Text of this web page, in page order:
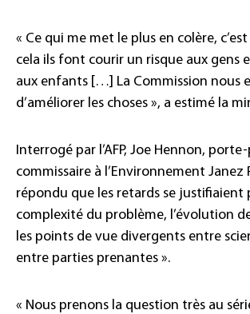
« Ce qui me met le plus en colère,
cela ils font courir un risque aux gens
aux enfants […] La Commission nous
d’améliorer les choses », a estimé la
Interrogé par l’AFP, Joe Hennon,
commissaire à l’Environnement Janez
répondu que les retards se justifiaient
complexité du problème, l’évolution
les points de vue divergents entre
entre parties prenantes ».
« Nous prenons la question très au